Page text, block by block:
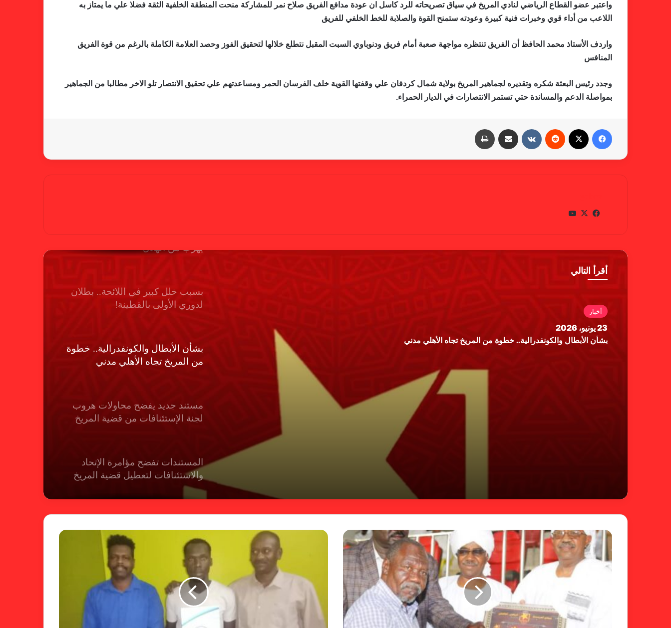
واعتبر عضو القطاع الرياضي لنادي المريخ في سياق تصريحاته للرد كاسل ان عودة مدافع الفريق صلاح نمر للمشاركة منحت المنطقة الخلفية الثقة فضلا علي ما يمتاز به
اللاعب من أداء قوي وخبرات فنية كبيرة وعودته ستمنح القوة والصلابة للخط الخلفي للفريق
واردف الأستاذ محمد الحافظ أن الفريق تنتظره مواجهة صعبة أمام فريق ودنوباوي السبت المقبل نتطلع خلالها لتحقيق الفوز وحصد العلامة الكاملة بالرغم من قوة الفريق
المنافس
وجدد رئيس البعثة شكره وتقديره لجماهير المريخ بولاية شمال كردفان علي وقفتها القوية خلف الفرسان الحمر ومساعدتهم علي تحقيق الانتصار تلو الاخر مطالبا من الجماهير
بمواصلة الدعم والمساندة حتي تستمر الانتصارات في الديار الحمراء.
في
وك
X
أقرأ التالي
أخبار
23 يونيو، 2026
بشأن الأبطال والكونفدرالية.. خطوة من المريخ تجاه الأهلي مدني
لجنة المسابقات تفاجئ الإتحاد بشأن
كاميرا خفية.. الهلال يخدع أنصاره
شكوى الهلال.. خطوة مريخية وغضب
بسبب “الصفر الدولي” .. ريجيكامب
يهرب من الهلال
بسبب خلل كبير في اللائحة.. بطلان
لدوري الأولى بالقطينة!
بشأن الأبطال والكونفدرالية.. خطوة
من المريخ تجاه الأهلي مدني
مستند جديد يفضح محاولات هروب
لجنة الإستئنافات من قضية المريخ
المستندات تفضح مؤامرة الإتحاد
والاستئنافات لتعطيل قضية المريخ
حسم قضية المريخ وتنتظر الإتحاد
لجنة المسابقات تفاجئ الإتحاد بشأن
الهبوط والصعود